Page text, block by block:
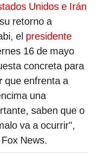
Unidos e Irán
retorno a
el presidente
16 de mayo
concreta para
que enfrenta a
una
saben que o
va a ocurrir",
News.